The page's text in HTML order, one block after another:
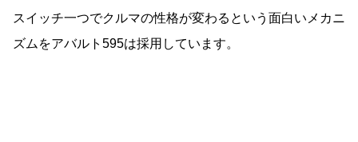
スイッチ一つでクルマの性格が変わるという面白いメカニ
ズムをアバルト595は採用しています。